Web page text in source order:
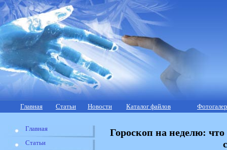
Главная Статьи Новости Каталог файлов
Главная
Статьи
Гороскоп на неделю: